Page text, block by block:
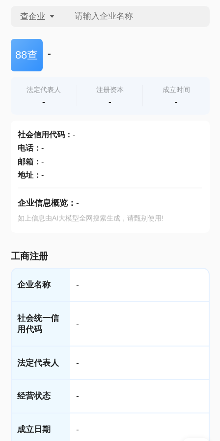
查企业
查企业
查产地
88查 -
法定代表人
-
注册资本
-
成立时间
-
社会信用代码： -
电话： -
邮箱： -
地址： -
企业信息概览： -
如上信息由AI大模型全网搜索生成，请甄别使用!
工商注册
企业名称 -
社会统一信
用代码
-
法定代表人 -
经营状态 -
成立日期 -